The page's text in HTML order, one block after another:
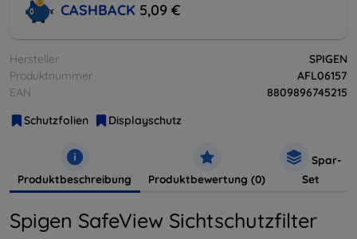
CASHBACK 5,09 €
Hersteller
SPIGEN
Produktnummer
AFL06157
EAN
8809896745215
Schutzfolien
Displayschutz
Produktbeschreibung Produktbewertung (0)
Spar-
Set
Spigen SafeView Sichtschutzfilter